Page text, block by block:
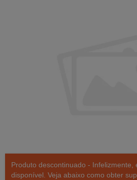
Produto descontinuado - Infelizmente,
disponível. Veja abaixo como obter